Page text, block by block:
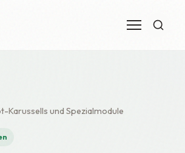
Karussells und Spezialmodule